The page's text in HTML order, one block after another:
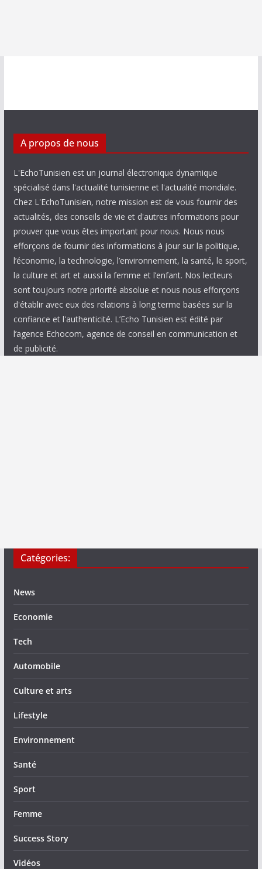
A propos de nous
L'EchoTunisien est un journal électronique dynamique
spécialisé dans l'actualité tunisienne et l'actualité mondiale.
Chez L'EchoTunisien, notre mission est de vous fournir des
actualités, des conseils de vie et d'autres informations pour
prouver que vous êtes important pour nous. Nous nous
efforçons de fournir des informations à jour sur la politique,
l’économie, la technologie, l’environnement, la santé, le sport,
la culture et art et aussi la femme et l’enfant. Nos lecteurs
sont toujours notre priorité absolue et nous nous efforçons
d'établir avec eux des relations à long terme basées sur la
confiance et l'authenticité. L’Echo Tunisien est édité par
l’agence Echocom, agence de conseil en communication et
de publicité.
Catégories:
News
Economie
Tech
Automobile
Culture et arts
Lifestyle
Environnement
Santé
Sport
Femme
Success Story
Vidéos